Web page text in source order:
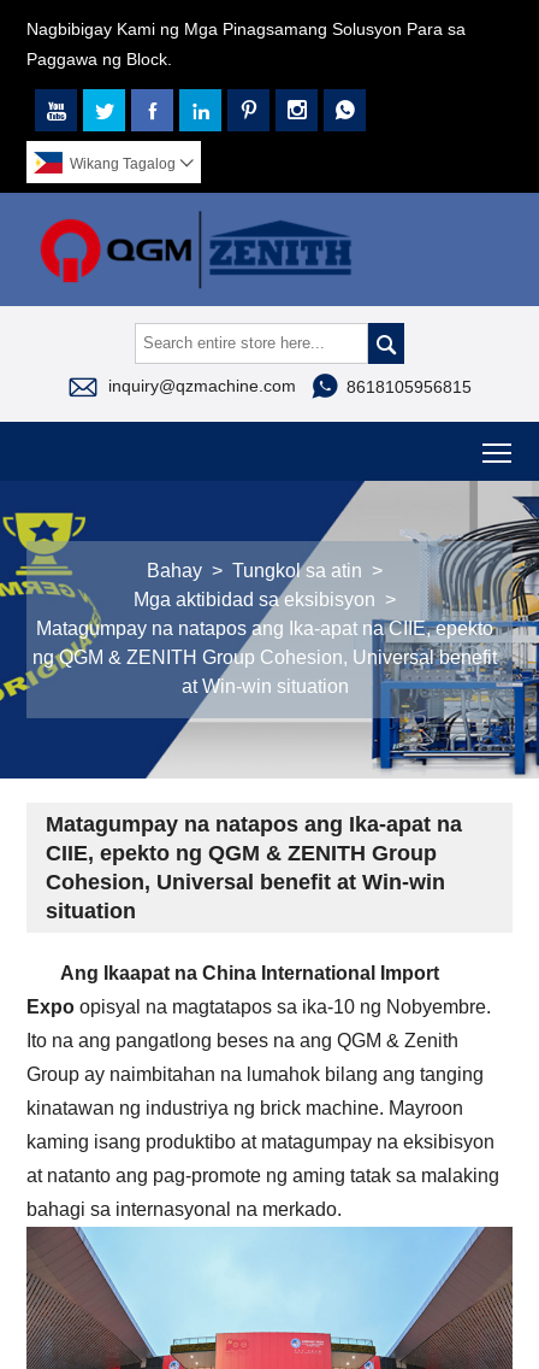
Nagbibigay Kami ng Mga Pinagsamang Solusyon Para sa
Paggawa ng Block.
      
Wikang Tagalog 

 inquiry@qzmachine.com  8618105956815
Bahay > Tungkol sa atin >
Mga aktibidad sa eksibisyon >
Matagumpay na natapos ang Ika-apat na CIIE, epekto
ng QGM & ZENITH Group Cohesion, Universal benefit
at Win-win situation
Matagumpay na natapos ang Ika-apat na
CIIE, epekto ng QGM & ZENITH Group
Cohesion, Universal benefit at Win-win
situation
Ang Ikaapat na China International Import
Expo opisyal na magtatapos sa ika-10 ng Nobyembre.
Ito na ang pangatlong beses na ang QGM & Zenith
Group ay naimbitahan na lumahok bilang ang tanging
kinatawan ng industriya ng brick machine. Mayroon
kaming isang produktibo at matagumpay na eksibisyon
at natanto ang pag-promote ng aming tatak sa malaking
bahagi sa internasyonal na merkado.